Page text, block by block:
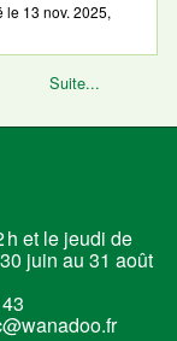
le 13 nov. 2025,
Suite...
h et le jeudi de
juin au 31 août